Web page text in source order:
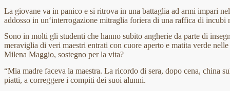
La giovane va in panico e si ritrova in una battaglia ad armi impari
addosso in un‘interrogazione mitraglia foriera di una raffica di incubi
Sono in molti gli studenti che hanno subito angherie da parte di
meraviglia di veri maestri entrati con cuore aperto e matita verde
Milena Maggio, sostegno per la vita?
“Mia madre faceva la maestra. La ricordo di sera, dopo cena, china
piatti, a correggere i compiti dei suoi alunni.